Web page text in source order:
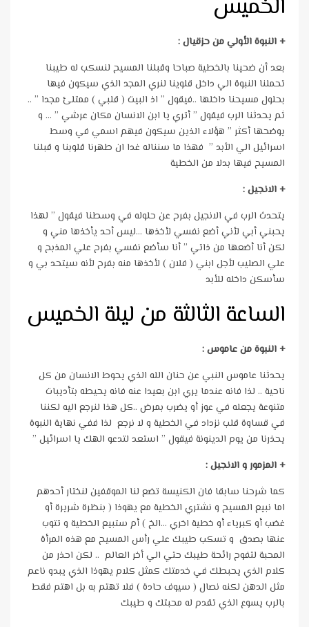
الخميس
+ النبوة الأولي من حزقيال :
بعد أن ضحينا بالخطية صباحا وقبلنا المسيح لنسكب له طيبنا
تحملنا النبوة الي داخل قلوينا لنري المجد الذي سيكون فيها
بحلول مسيحنا داخلها ..فيقول ” اذ البيت ( قلبي ) ممتلئ مجدا ” ..
ثم يحدثنا الرب فيقول ” أتري يا ابن الانسان مكان عرشي ” … و
يوضحها أكثر ” هؤلاء الذين سيكون فيهم اسمي في وسط
اسرائيل الي الأبد ” فهذا ما سنناله غدا ان طهرنا قلوبنا و قبلنا
المسيح فيها بدلا من الخطية
+ الانجيل :
يتحدث الرب في الانجيل بفرح عن حلوله في وسطنا فيقول ” لهذا
يحبني أبي لأني أضع نفسي لأخذها …ليس أحد يأخذها مني و
لكن أنا أضعها من ذاتي ” أنا سأضع نفسي بفرح علي المذبح و
علي الصليب لأجل ابني ( فلان ) لأخذها منه بفرح لأنه سيتحد بي و
سأسكن داخله للأبد
الساعة الثالثة من ليلة الخميس
+ النبوةمنعاموس :
يحدثنا عاموس النبي عن حنان الله الذي يحوط الانسان من كل
ناحية .. لذا فانه عندما يري ابن بعيدا عنه فانه يحيطه بتأديبات
متنوعة يجعله في عوز أو يضرب بمرض ..كل هذا لنرجع اليه لكننا
في قساوة قلب نزداد في الخطية و لا نرجع لذا ففي نهاية النبوة
يحذرنا من يوم الدينونة فيقول ” استعد لتدعو الهك يا اسرائيل ”
+ المزمور و الانجيل :
كما شرحنا سابقا فان الكنيسة تضع لنا الموقفين لنختار أحدهم
اما نبيع المسيح و نشتري الخطية مع يهوذا ( بنظرة شريرة أو
غضب أو كبرياء أو خطية اخري …الخ ) أم ستبيع الخطية و تتوب
عنها بصدق و تسكب طيبك علي رأس المسيح مع هذه المرأة
المحبة لتفوح رائحة طيبك حتي الي أخر العالم .. لكن احذر من
كلام الذي يحبطك في خدمتك كمثل كلام يهوذا الذي يبدو ناعم
مثل الدهن لكنه نصال ( سيوف حادة ) فلا تهتم به بل اهتم فقط
بالرب يسوع الذي تقدم له محبتك و طيبك